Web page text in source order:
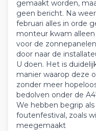
gemaakt worden,
geen bericht. Na
februari alles in orde
monteur kwam
voor de
door naar de
U doen. Het is
manier waarop deze
zonder meer
bedolven onder de
We hebben begrip
foutenfestival, zoals
meegemaakt